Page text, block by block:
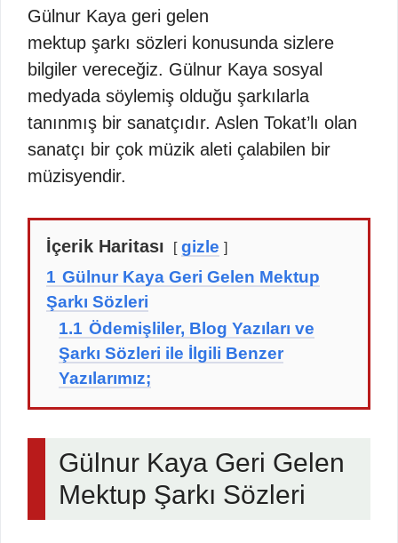
Gülnur Kaya geri gelen
mektup şarkı sözleri konusunda sizlere
bilgiler vereceğiz. Gülnur Kaya sosyal
medyada söylemiş olduğu şarkılarla
tanınmış bir sanatçıdır. Aslen Tokat’lı olan
sanatçı bir çok müzik aleti çalabilen bir
müzisyendir.
İçerik Haritası
gizle
1 Gülnur Kaya Geri Gelen Mektup
Şarkı Sözleri
1.1 Ödemişliler, Blog Yazıları ve
Şarkı Sözleri ile İlgili Benzer
Yazılarımız;
Gülnur Kaya Geri Gelen
Mektup Şarkı Sözleri